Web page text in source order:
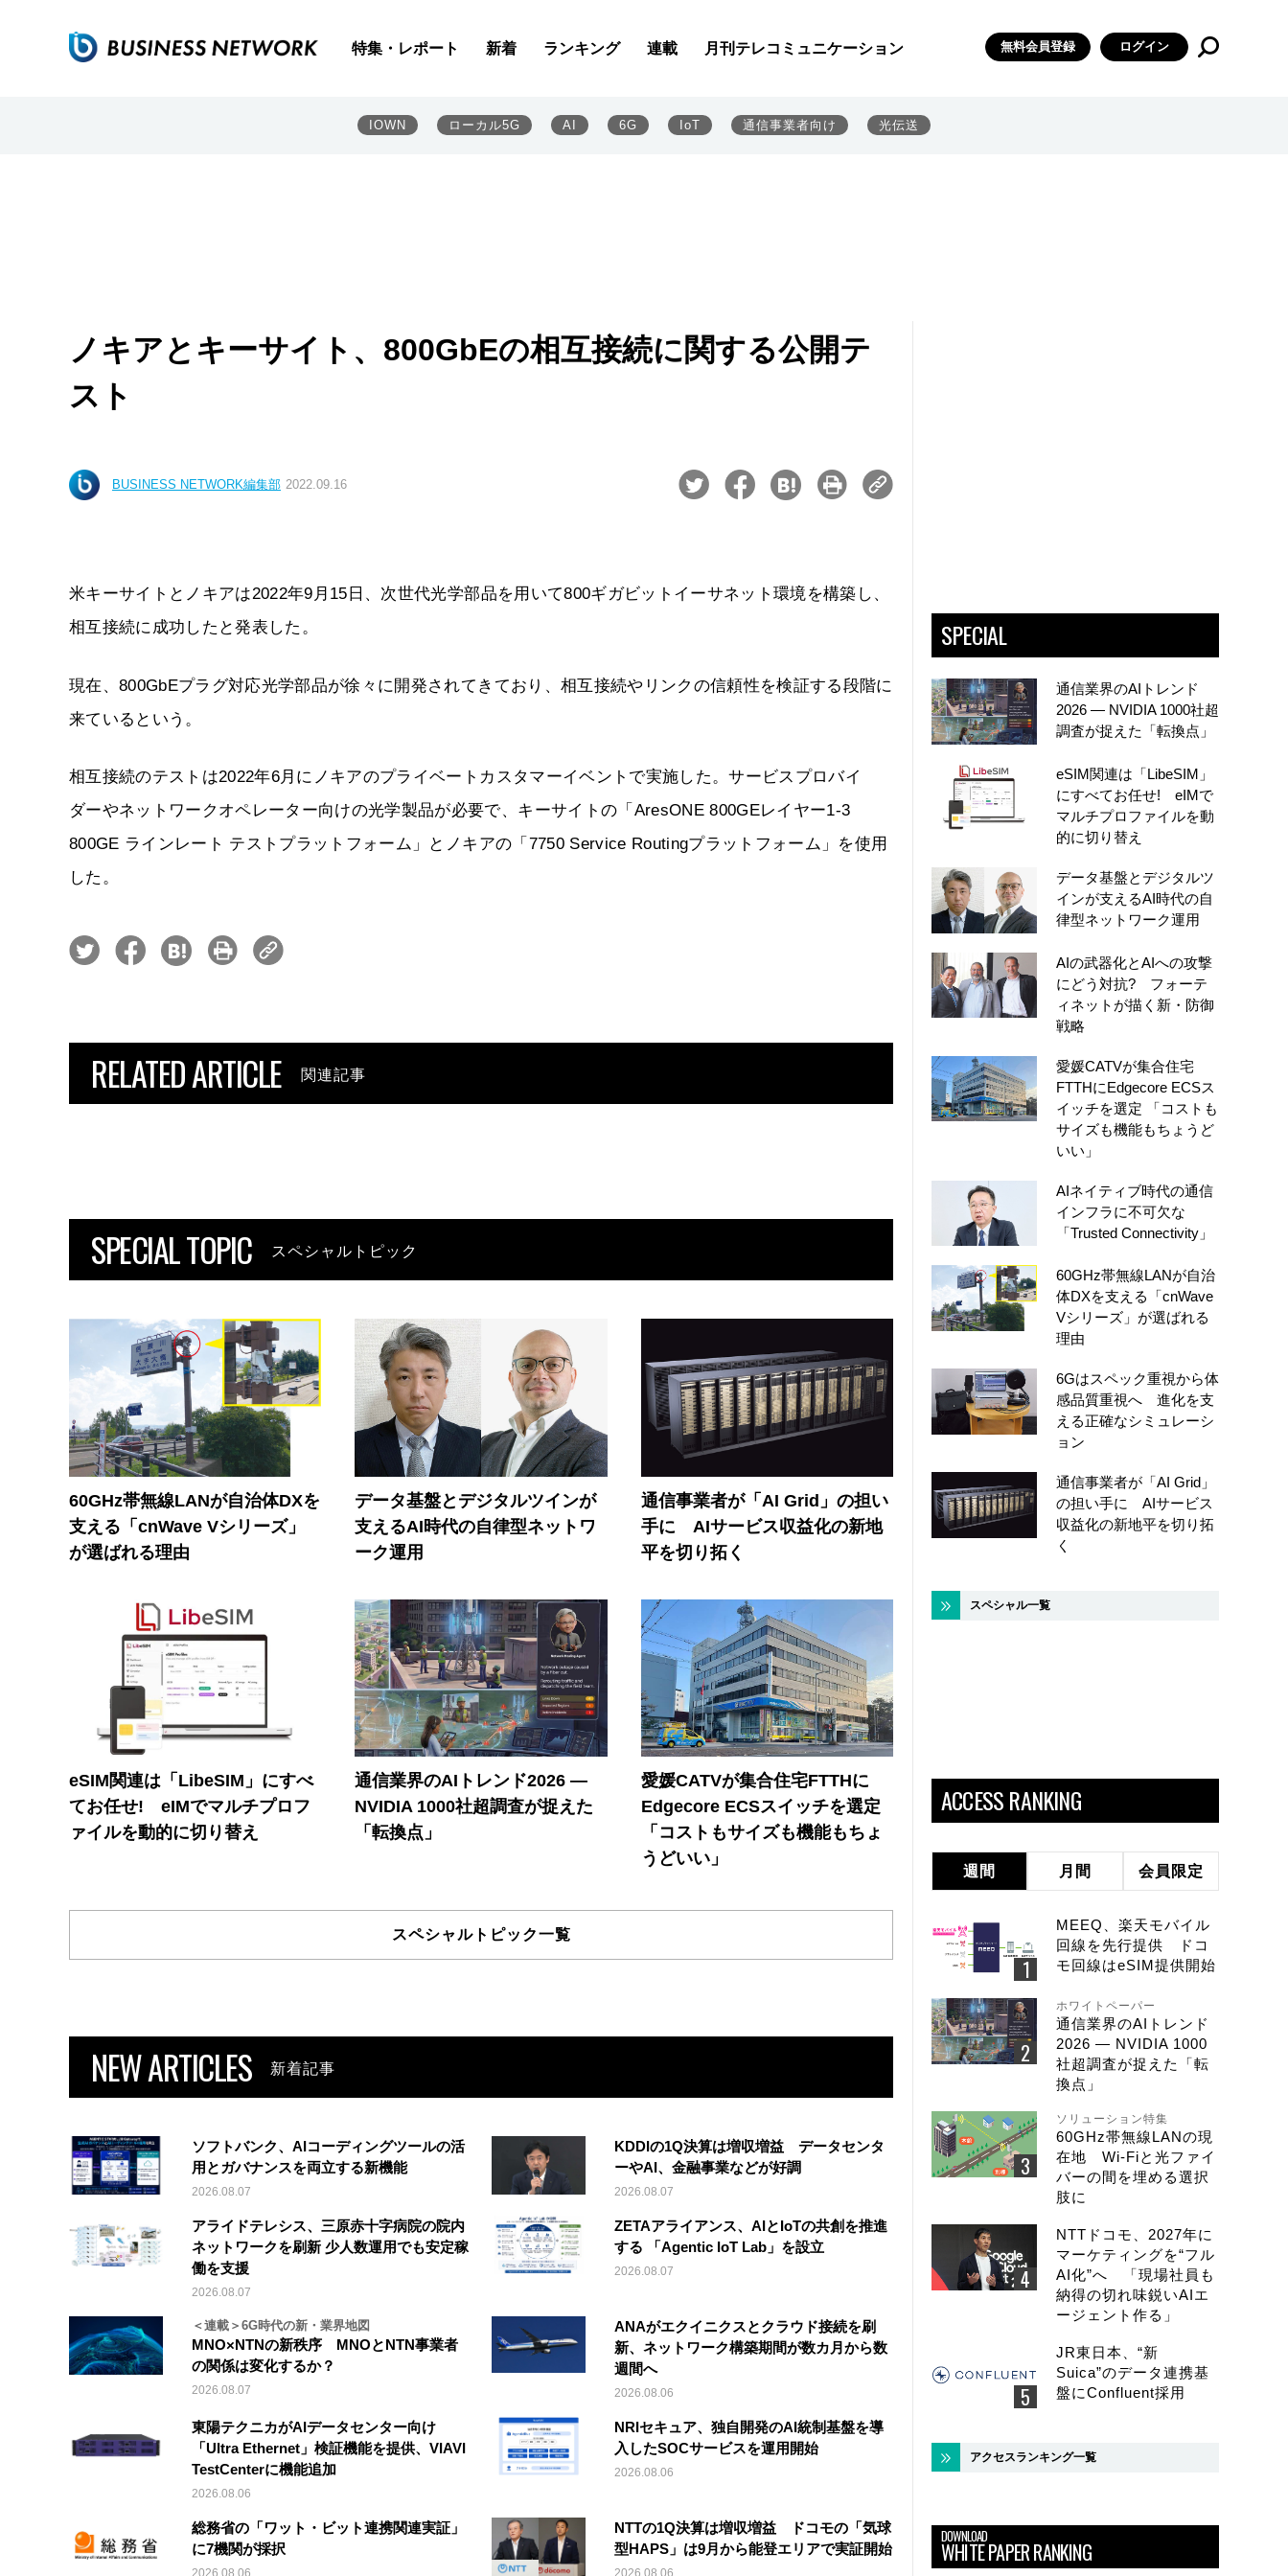
特集・レポート 新着 ランキング 連載 月刊テレコミュニケーション 無料会員登録 ログイン
IOWN ローカル5G AI 6G IoT 通信事業者向け 光伝送
ノキアとキーサイト、800GbEの相互接続に関する公開テ
スト
BUSINESS NETWORK編集部 2022.09.16
米キーサイトとノキアは2022年9月15日、次世代光学部品を用いて800ギガビットイーサネット環境を構築し、
相互接続に成功したと発表した。
現在、800GbEプラグ対応光学部品が徐々に開発されてきており、相互接続やリンクの信頼性を検証する段階に
来ているという。
相互接続のテストは2022年6月にノキアのプライベートカスタマーイベントで実施した。サービスプロバイ
ダーやネットワークオペレーター向けの光学製品が必要で、キーサイトの「AresONE 800GEレイヤー1-3
800GE ラインレート テストプラットフォーム」とノキアの「7750 Service Routingプラットフォーム」を使用
した。
RELATED ARTICLE 関連記事
SPECIAL TOPIC スペシャルトピック
60GHz帯無線LANが自治体DXを
支える「cnWave Vシリーズ」
が選ばれる理由
データ基盤とデジタルツインが
支えるAI時代の自律型ネットワ
ーク運用
通信事業者が「AI Grid」の担い
手に AIサービス収益化の新地
平を切り拓く
eSIM関連は「LibeSIM」にすべ
てお任せ! eIMでマルチプロフ
ァイルを動的に切り替え
通信業界のAIトレンド2026 ―
NVIDIA 1000社超調査が捉えた
「転換点」
愛媛CATVが集合住宅FTTHに
Edgecore ECSスイッチを選定
「コストもサイズも機能もちょ
うどいい」
スペシャルトピック一覧
NEW ARTICLES 新着記事
ソフトバンク、AIコーディングツールの活
用とガバナンスを両立する新機能
2026.08.07
KDDIの1Q決算は増収増益 データセンタ
ーやAI、金融事業などが好調
2026.08.07
アライドテレシス、三原赤十字病院の院内
ネットワークを刷新 少人数運用でも安定稼
働を支援
2026.08.07
ZETAアライアンス、AIとIoTの共創を推進
する 「Agentic IoT Lab」を設立
2026.08.07
＜連載＞6G時代の新・業界地図
MNO×NTNの新秩序 MNOとNTN事業者
の関係は変化するか？
2026.08.07
ANAがエクイニクスとクラウド接続を刷
新、ネットワーク構築期間が数カ月から数
週間へ
2026.08.06
東陽テクニカがAIデータセンター向け
「Ultra Ethernet」検証機能を提供、VIAVI
TestCenterに機能追加
2026.08.06
NRIセキュア、独自開発のAI統制基盤を導
入したSOCサービスを運用開始
2026.08.06
総務省の「ワット・ビット連携関連実証」
に7機関が採択
NTTの1Q決算は増収増益 ドコモの「気球
型HAPS」は9月から能登エリアで実証開始
SPECIAL
通信業界のAIトレンド
2026 ― NVIDIA 1000社超
調査が捉えた「転換点」
eSIM関連は「LibeSIM」
にすべてお任せ! eIMで
マルチプロファイルを動
的に切り替え
データ基盤とデジタルツ
インが支えるAI時代の自
律型ネットワーク運用
AIの武器化とAIへの攻撃
にどう対抗? フォーテ
ィネットが描く新・防御
戦略
愛媛CATVが集合住宅
FTTHにEdgecore ECSス
イッチを選定 「コストも
サイズも機能もちょうど
いい」
AIネイティブ時代の通信
インフラに不可欠な
「Trusted Connectivity」
60GHz帯無線LANが自治
体DXを支える「cnWave
Vシリーズ」が選ばれる
理由
6Gはスペック重視から体
感品質重視へ 進化を支
える正確なシミュレーシ
ョン
通信事業者が「AI Grid」
の担い手に AIサービス
収益化の新地平を切り拓
く
スペシャル一覧
ACCESS RANKING
週間 月間 会員限定
MEEQ、楽天モバイル
回線を先行提供 ドコ
モ回線はeSIM提供開始
ホワイトペーパー
通信業界のAIトレンド
2026 ― NVIDIA 1000
社超調査が捉えた「転
換点」
ソリューション特集
60GHz帯無線LANの現
在地 Wi-Fiと光ファイ
バーの間を埋める選択
肢に
NTTドコモ、2027年に
マーケティングを“フル
AI化”へ 「現場社員も
納得の切れ味鋭いAIエ
ージェント作る」
JR東日本、“新
Suica”のデータ連携基
盤にConfluent採用
アクセスランキング一覧
DOWNLOAD
WHITE PAPER RANKING